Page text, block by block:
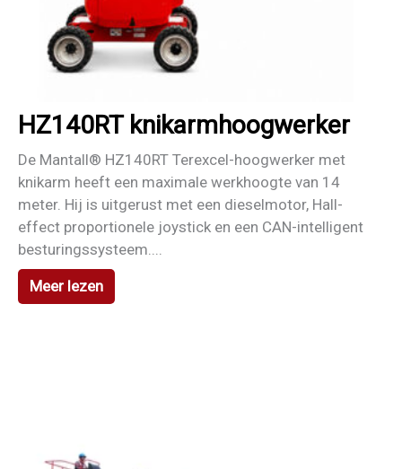
HZ140RT knikarmhoogwerker
De Mantall® HZ140RT Terexcel-hoogwerker met
knikarm heeft een maximale werkhoogte van 14
meter. Hij is uitgerust met een dieselmotor, Hall-
effect proportionele joystick en een CAN-intelligent
besturingssysteem....
Meer lezen